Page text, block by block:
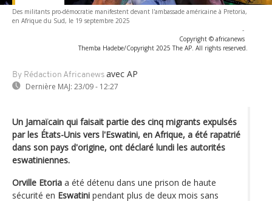
Des militants pro-démocratie manifestent devant l'ambassade américaine à Pretoria,
en Afrique du Sud, le 19 septembre 2025
-
Copyright © africanews
Themba Hadebe/Copyright 2025 The AP. All rights reserved.
By Rédaction Africanews avec AP
Dernière MAJ: 23/09 - 12:27
Un Jamaïcain qui faisait partie des cinq migrants expulsés
par les États-Unis vers l'Eswatini, en Afrique, a été rapatrié
dans son pays d'origine, ont déclaré lundi les autorités
eswatiniennes.
Orville Etoria a été détenu dans une prison de haute
sécurité en Eswatini pendant plus de deux mois sans